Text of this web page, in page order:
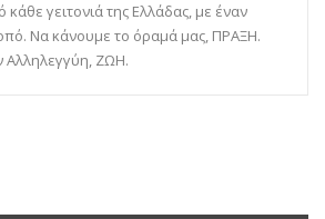
κάθε γειτονιά της Ελλάδας, με έναν
Να κάνουμε το όραμά μας, ΠΡΑΞΗ.
Αλληλεγγύη, ΖΩΗ.